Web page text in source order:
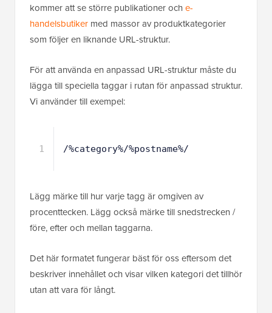
kommer att se större publikationer oche-
handelsbutiker med massor av produktkategorier
som följer en liknande URL-struktur.
För att använda en anpassad URL-struktur måste du
lägga till speciella taggar i rutan för anpassad struktur.
Vi använder till exempel:
1 /%category%/%postname%/
Lägg märke till hur varje tagg är omgiven av
procenttecken. Lägg också märke till snedstrecken /
före, efter och mellan taggarna.
Det här formatet fungerar bäst för oss eftersom det
beskriver innehållet och visar vilken kategori det tillhör
utan att vara för långt.